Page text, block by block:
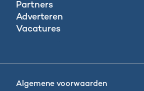
Partners
Adverteren
Vacatures
Algemene voorwaarden